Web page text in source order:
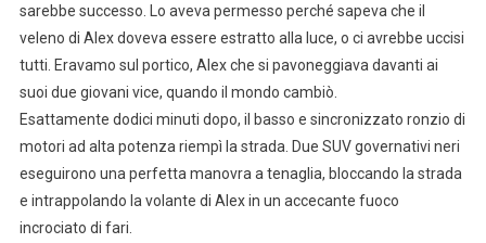
sarebbe successo. Lo aveva permesso perché sapeva che il
veleno di Alex doveva essere estratto alla luce, o ci avrebbe uccisi
tutti. Eravamo sul portico, Alex che si pavoneggiava davanti ai
suoi due giovani vice, quando il mondo cambiò.
Esattamente dodici minuti dopo, il basso e sincronizzato ronzio di
motori ad alta potenza riempì la strada. Due SUV governativi neri
eseguirono una perfetta manovra a tenaglia, bloccando la strada
e intrappolando la volante di Alex in un accecante fuoco
incrociato di fari.